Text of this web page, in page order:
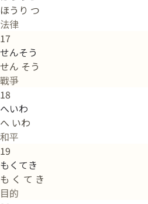
ほうり つ
法律
17
せんそう
せん そう
戰爭
18
へいわ
へ いわ
和平
19
もくてき
も く て き
目的